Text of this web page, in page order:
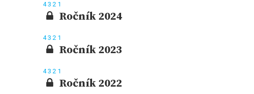
43 2 1
Ročník 2024
43 2 1
Ročník 2023
43 2 1
Ročník 2022